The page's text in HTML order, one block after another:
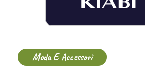
Moda E Accessori